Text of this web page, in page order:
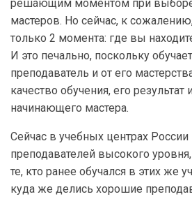
решающим моментом при
мастеров. Но сейчас, к
только 2 момента: где вы
И это печально, поскольку
преподаватель и от его
качество обучения, его результат
начинающего мастера.
Сейчас в учебных центрах
преподавателей высокого
те, кто ранее обучался в этих же
куда же делись хорошие